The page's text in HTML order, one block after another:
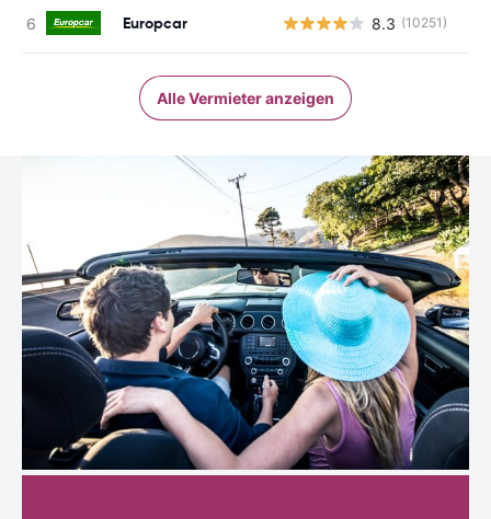
Europcar 8.3 (10251)
Alle Vermieter anzeigen